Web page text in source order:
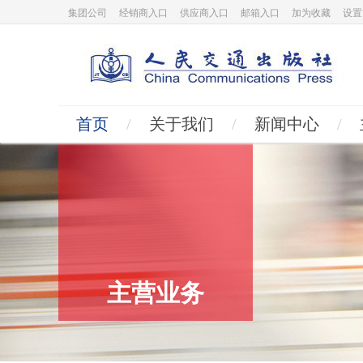
集团公司 经销商入口 供应商入口 邮箱入口 加为收藏 设
首页 / 关于我们 / 新闻中心 /
主营业务